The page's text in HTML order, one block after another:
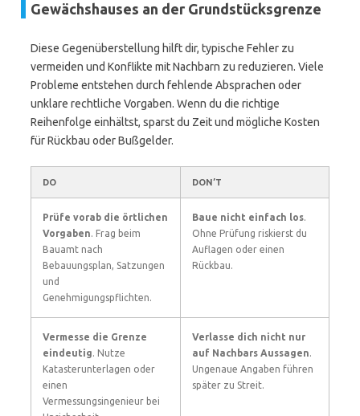
Gewächshauses an der Grundstücksgrenze
Diese Gegenüberstellung hilft dir, typische Fehler zu
vermeiden und Konflikte mit Nachbarn zu reduzieren. Viele
Probleme entstehen durch fehlende Absprachen oder
unklare rechtliche Vorgaben. Wenn du die richtige
Reihenfolge einhältst, sparst du Zeit und mögliche Kosten
für Rückbau oder Bußgelder.
DO DON’T
Prüfe vorab die örtlichen
Vorgaben. Frag beim
Bauamt nach
Bebauungsplan, Satzungen
und
Genehmigungspflichten.
Baue nicht einfach los.
Ohne Prüfung riskierst du
Auflagen oder einen
Rückbau.
Vermesse die Grenze
eindeutig. Nutze
Katasterunterlagen oder
einen
Vermessungsingenieur bei
Verlasse dich nicht nur
auf Nachbars Aussagen.
Ungenaue Angaben führen
später zu Streit.